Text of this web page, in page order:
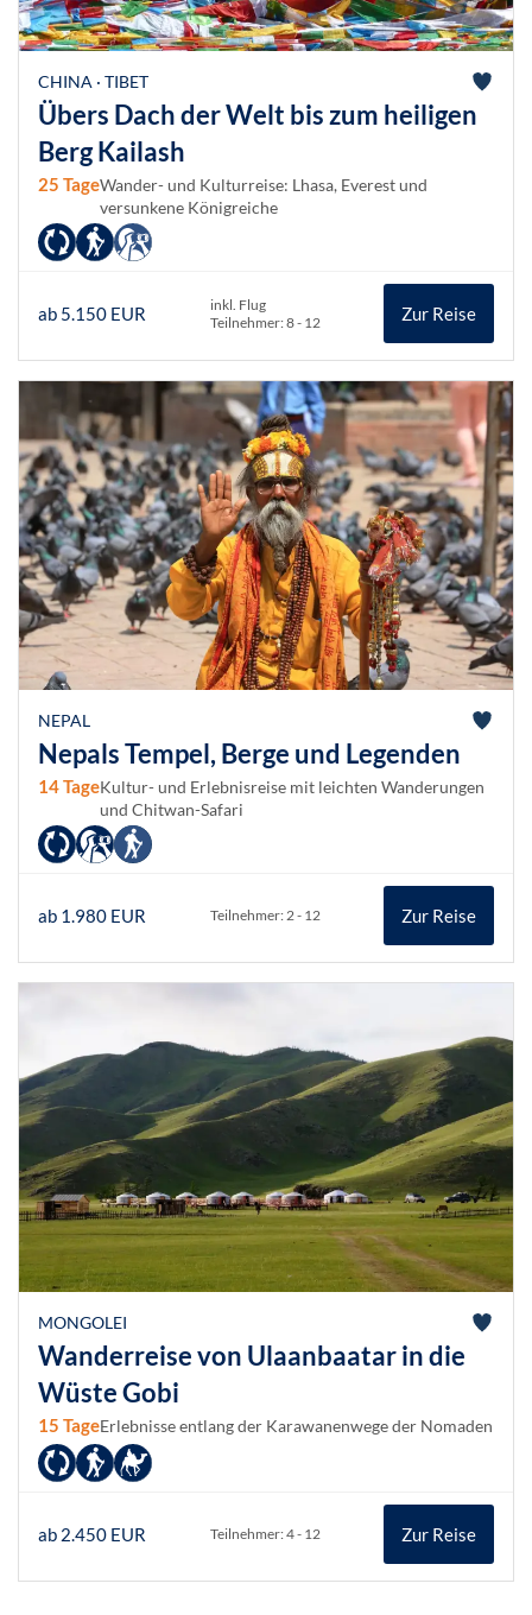
CHINA · TIBET
Übers Dach der Welt bis zum heiligen
Berg Kailash
25 TageWander- und Kulturreise: Lhasa, Everest und
versunkene Königreiche
ab 5.150 EUR
inkl. Flug
Teilnehmer: 8 - 12
Zur Reise
NEPAL
Nepals Tempel, Berge und Legenden
14 TageKultur- und Erlebnisreise mit leichten Wanderungen
und Chitwan-Safari
ab 1.980 EUR Teilnehmer: 2 - 12 Zur Reise
MONGOLEI
Wanderreise von Ulaanbaatar in die
Wüste Gobi
15 TageErlebnisse entlang der Karawanenwege der Nomaden
ab 2.450 EUR Teilnehmer: 4 - 12 Zur Reise